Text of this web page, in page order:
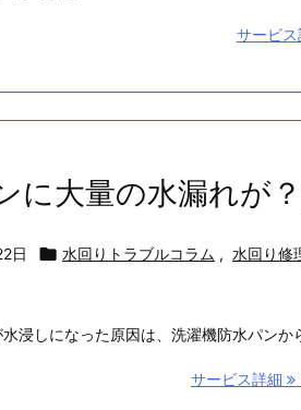
サービス
に大量の水漏れが
日  水回りトラブルコラム , 水回り修
浸しになった原因は、洗濯機防水パンか
サービス詳細